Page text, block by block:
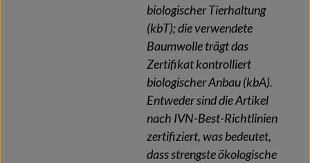
biologischer Tierhaltung
(kbT); die verwendete
Baumwolle trägt das
Zertifikat kontrolliert
biologischer Anbau (kbA).
Entweder sind die Artikel
nach IVN-Best-Richtlinien
zertifiziert, was bedeutet,
dass strengste ökologische